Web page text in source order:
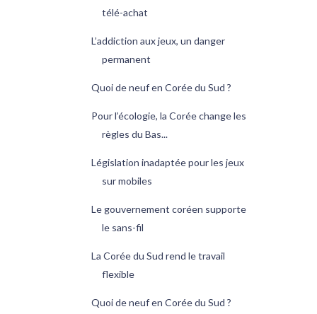
télé-achat
L’addiction aux jeux, un danger
permanent
Quoi de neuf en Corée du Sud ?
Pour l’écologie, la Corée change les
règles du Bas...
Législation inadaptée pour les jeux
sur mobiles
Le gouvernement coréen supporte
le sans-fil
La Corée du Sud rend le travail
flexible
Quoi de neuf en Corée du Sud ?